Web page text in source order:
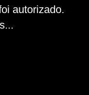
autorizado.